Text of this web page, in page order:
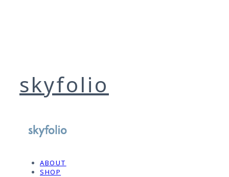
skyfolio
ABOUT
SHOP